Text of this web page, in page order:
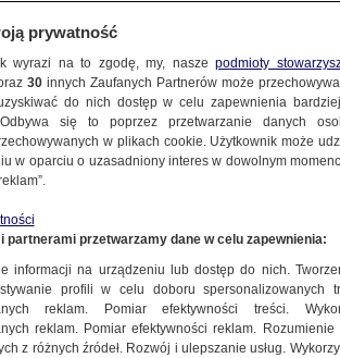
prywatność
wyrazi na to zgodę, my, naszepodmioty
30 innych Zaufanych Partnerów może
do nich dostęp w celu zapewnienia
się to poprzez przetwarzanie danych
w plikach cookie. Użytkownik może
w oparciu o uzasadniony interes w dowolnym
partnerami przetwarzamy dane w celu zapewnienia:
informacji na urządzeniu lub dostęp do nich.
profili w celu doboru spersonalizowanych
reklam. Pomiar efektywności treści.
reklam. Pomiar efektywności reklam.
z różnych źródeł. Rozwój i ulepszanie usług.